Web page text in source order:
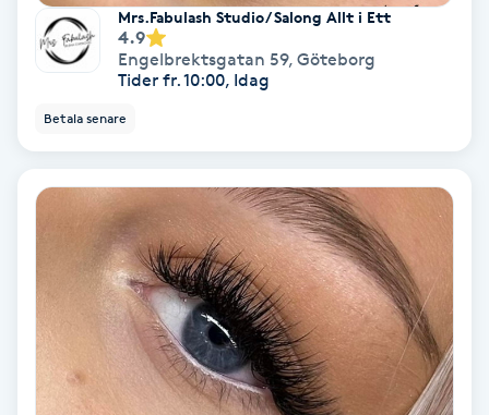
Optiker
Ortobionomi
Osteopati
Paraffinbehandling
Pedikyr
Pensionärklippning
Mrs.Fabulash Studio/ Salong Allt i Ett
4.9
Engelbrektsgatan 59, Göteborg
Tider fr. 10:00, Idag
Betala senare